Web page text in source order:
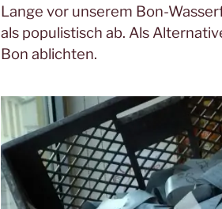
Lange vor unserem Bon-
als populistisch ab. Als
Bon ablichten.